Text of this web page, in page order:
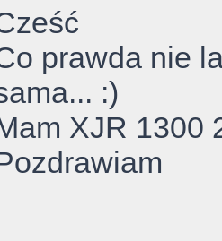
prawda nie
:)
XJR 1300